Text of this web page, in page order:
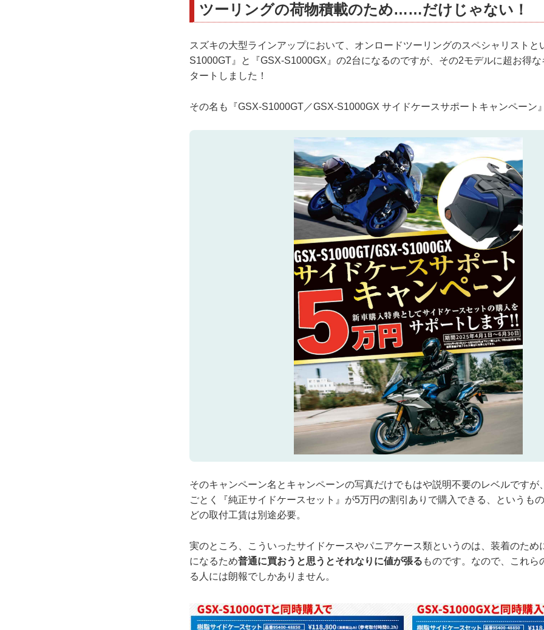
ツーリングの荷物積載のため……だけじゃない！
スズキの大型ラインアップにおいて、オンロードツーリングのスペシャリストと
S1000GT』と『GSX-S1000GX』の2台になるのですが、その2モデルに超お得な
タートしました！
その名も『GSX-S1000GT／GSX-S1000GX サイドケースサポートキャンペーン
そのキャンペーン名とキャンペーンの写真だけでもはや説明不要のレベルですが
ごとく『純正サイドケースセット』が5万円の割引ありで購入できる、というも
どの取付工賃は別途必要。
実のところ、こういったサイドケースやパニアケース類というのは、装着のため
になるため普通に買おうと思うとそれなりに値が張る ものです。なので、これら
る人には朗報でしかありません。